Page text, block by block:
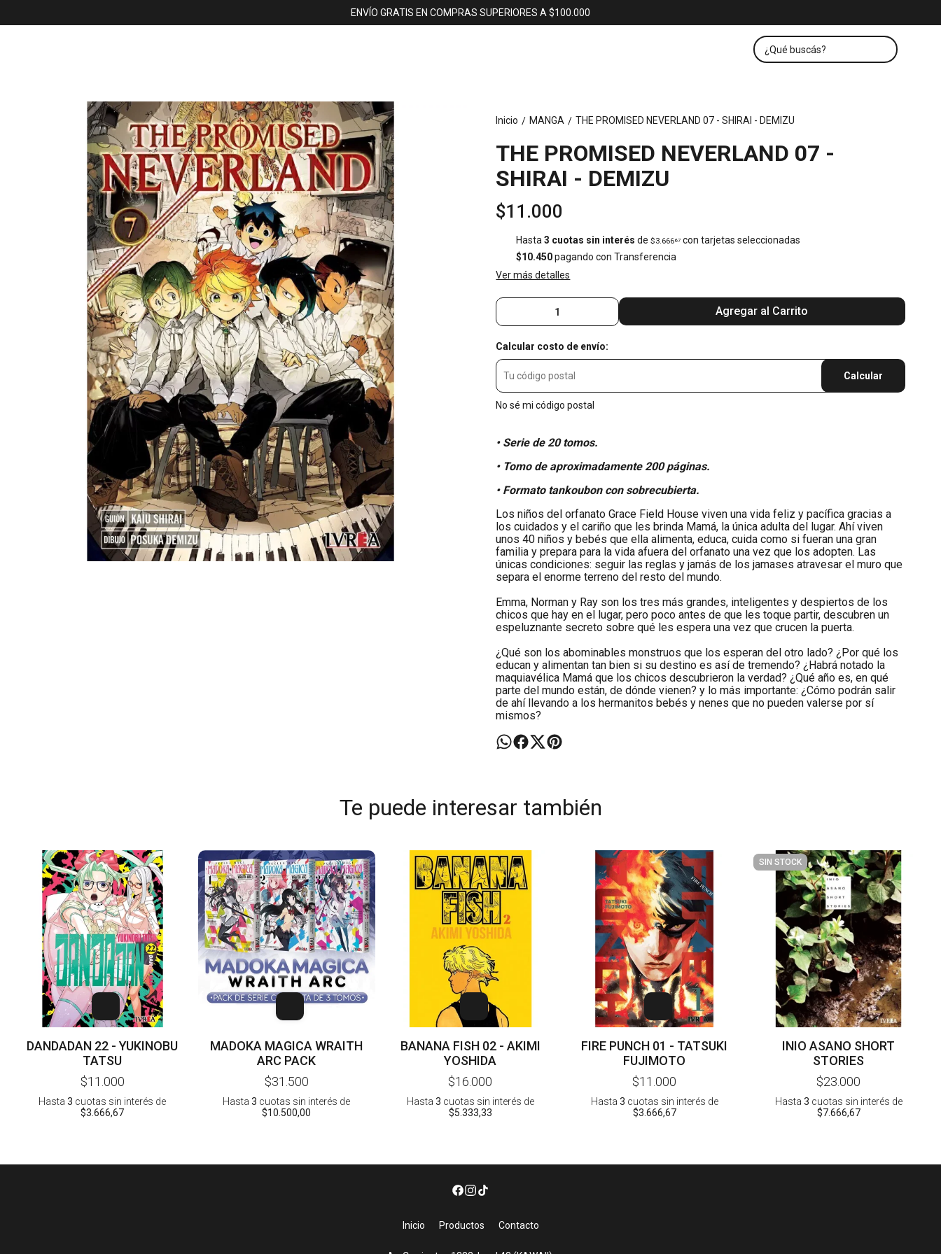
ENVÍO GRATIS EN COMPRAS SUPERIORES A $100.000
Inicio / MANGA / THE PROMISED NEVERLAND 07 - SHIRAI - DEMIZU
THE PROMISED NEVERLAND 07 -
SHIRAI - DEMIZU
$11.000
Hasta3 cuotas sin interés de$3.66667 con tarjetas seleccionadas
$10.450pagando con Transferencia
Ver más detalles
Agregar al Carrito
Calcular costo de envío:
Calcular
No sé mi código postal
• Serie de 20 tomos.
• Tomo de aproximadamente 200 páginas.
• Formato tankoubon con sobrecubierta.
Los niños del orfanato Grace Field House viven una vida feliz y pacífica gracias a
los cuidados y el cariño que les brinda Mamá, la única adulta del lugar. Ahí viven
unos 40 niños y bebés que ella alimenta, educa, cuida como si fueran una gran
familia y prepara para la vida afuera del orfanato una vez que los adopten. Las
únicas condiciones: seguir las reglas y jamás de los jamases atravesar el muro que
separa el enorme terreno del resto del mundo.
Emma, Norman y Ray son los tres más grandes, inteligentes y despiertos de los
chicos que hay en el lugar, pero poco antes de que les toque partir, descubren un
espeluznante secreto sobre qué les espera una vez que crucen la puerta.
¿Qué son los abominables monstruos que los esperan del otro lado? ¿Por qué los
educan y alimentan tan bien si su destino es así de tremendo? ¿Habrá notado la
maquiavélica Mamá que los chicos descubrieron la verdad? ¿Qué año es, en qué
parte del mundo están, de dónde vienen? y lo más importante: ¿Cómo podrán salir
de ahí llevando a los hermanitos bebés y nenes que no pueden valerse por sí
mismos?
Te puede interesar también
DANDADAN 22 - YUKINOBU
TATSU
$11.000
Hasta3 cuotas sin interés de
$3.666,67
MADOKA MAGICA WRAITH
ARC PACK
$31.500
Hasta3 cuotas sin interés de
$10.500,00
BANANA FISH 02 - AKIMI
YOSHIDA
$16.000
Hasta 3 cuotas sin interés de
$5.333,33
FIRE PUNCH 01 - TATSUKI
FUJIMOTO
$11.000
Hasta 3 cuotas sin interés de
$3.666,67
SIN STOCK
INIO ASANO SHORT
STORIES
$23.000
Hasta 3 cuotas sin interés de
$7.666,67
Inicio Productos Contacto